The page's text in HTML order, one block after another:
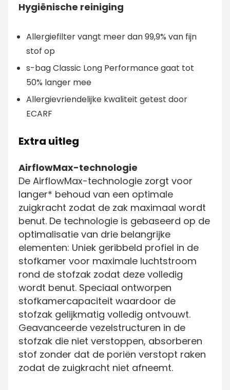
Hygiënische reiniging
Allergiefilter vangt meer dan 99,9% van fijn
stof op
s-bag Classic Long Performance gaat tot
50% langer mee
Allergievriendelijke kwaliteit getest door
ECARF
Extra uitleg
AirflowMax-technologie
De AirflowMax-technologie zorgt voor
langer* behoud van een optimale
zuigkracht zodat de zak maximaal wordt
benut. De technologie is gebaseerd op de
optimalisatie van drie belangrijke
elementen: Uniek geribbeld profiel in de
stofkamer voor maximale luchtstroom
rond de stofzak zodat deze volledig
wordt benut. Speciaal ontworpen
stofkamercapaciteit waardoor de
stofzak gelijkmatig volledig ontvouwt.
Geavanceerde vezelstructuren in de
stofzak die niet verstoppen, absorberen
stof zonder dat de poriën verstopt raken
zodat de zuigkracht niet afneemt.